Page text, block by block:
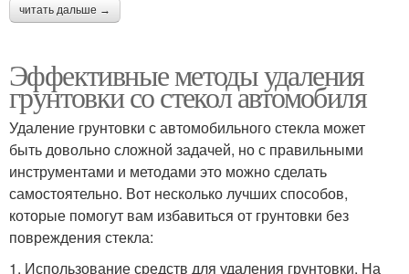
читать дальше →
Эффективные методы удаления
грунтовки со стекол автомобиля
Удаление грунтовки с автомобильного стекла может
быть довольно сложной задачей, но с правильными
инструментами и методами это можно сделать
самостоятельно. Вот несколько лучших способов,
которые помогут вам избавиться от грунтовки без
повреждения стекла:
1. Использование средств для удаления грунтовки. На